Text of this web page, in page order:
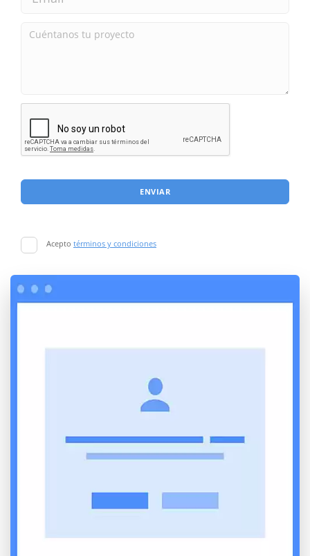
ENVIAR
Acepto términos y condiciones